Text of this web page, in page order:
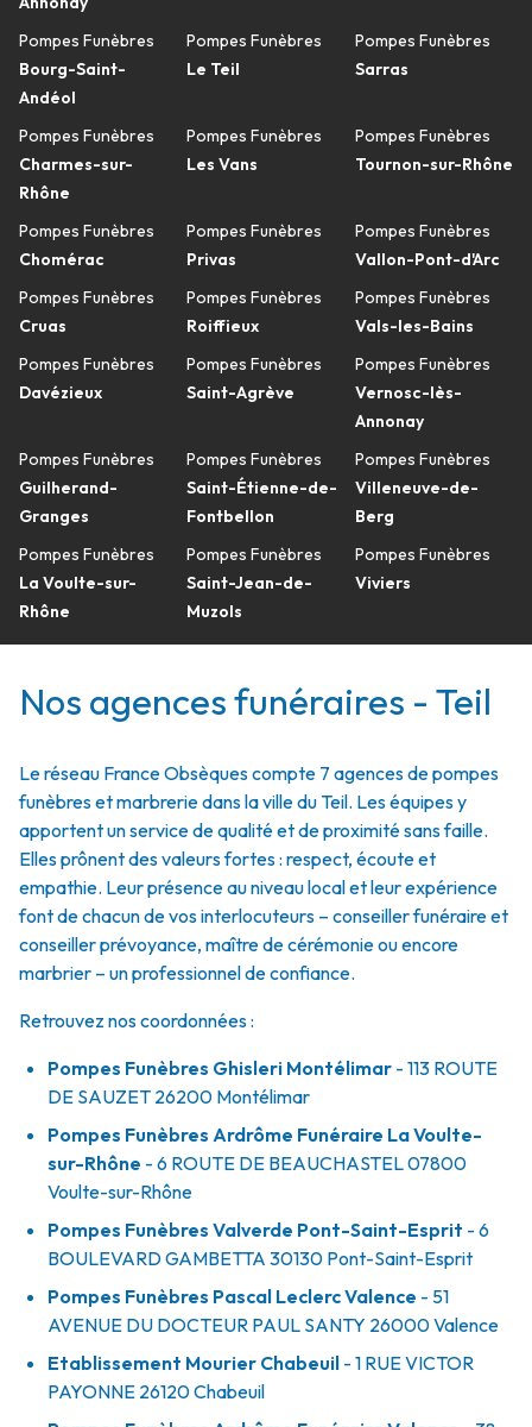
Pompes Funèbres
Bourg-Saint-
Andéol
Pompes Funèbres
Charmes-sur-
Rhône
Pompes Funèbres
Chomérac
Pompes Funèbres
Cruas
Pompes Funèbres
Davézieux
Pompes Funèbres
Guilherand-
Granges
Pompes Funèbres
La Voulte-sur-
Rhône
Pompes Funèbres
Le Teil
Pompes Funèbres
Les Vans
Pompes Funèbres
Privas
Pompes Funèbres
Roiffieux
Pompes Funèbres
Saint-Agrève
Pompes Funèbres
Saint-Étienne-de-
Fontbellon
Pompes Funèbres
Saint-Jean-de-
Muzols
Pompes Funèbres
Sarras
Pompes Funèbres
Tournon-sur-Rhône
Pompes Funèbres
Vallon-Pont-d'Arc
Pompes Funèbres
Vals-les-Bains
Pompes Funèbres
Vernosc-lès-
Annonay
Pompes Funèbres
Villeneuve-de-
Berg
Pompes Funèbres
Viviers
Nos agences funéraires - Teil
Le réseau France Obsèques compte 7 agences de pompes
funèbres et marbrerie dans la ville du Teil. Les équipes y
apportent un service de qualité et de proximité sans faille.
Elles prônent des valeurs fortes : respect, écoute et
empathie. Leur présence au niveau local et leur expérience
font de chacun de vos interlocuteurs – conseiller funéraire et
conseiller prévoyance, maître de cérémonie ou encore
marbrier – un professionnel de confiance.
Retrouvez nos coordonnées :
Pompes Funèbres Ghisleri Montélimar - 113 ROUTE
DE SAUZET 26200 Montélimar
Pompes Funèbres Ardrôme Funéraire La Voulte-
sur-Rhône - 6 ROUTE DE BEAUCHASTEL07800
Voulte-sur-Rhône
Pompes Funèbres Valverde Pont-Saint-Esprit - 6
BOULEVARD GAMBETTA 30130 Pont-Saint-Esprit
Pompes Funèbres Pascal Leclerc Valence - 51
AVENUE DU DOCTEUR PAUL SANTY 26000Valence
Etablissement Mourier Chabeuil - 1 RUE VICTOR
PAYONNE 26120Chabeuil